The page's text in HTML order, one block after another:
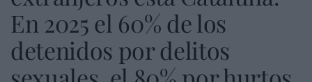
En 2025 el 60% de los
detenidos por delitos